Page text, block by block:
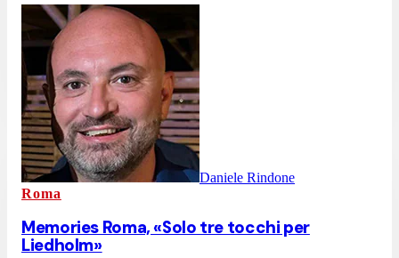
Daniele Rindone
Roma
Memories Roma, «Solo tre tocchi per
Liedholm»